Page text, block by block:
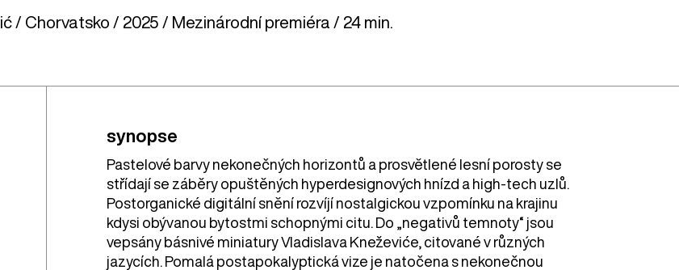
/ Chorvatsko / 2025 / Mezinárodní premiéra / 24 min.
synopse
Pastelové barvy nekonečných horizontů a prosvětlené lesní porosty se
střídají se záběry opuštěných hyperdesignových hnízd a high-tech uzlů.
Postorganické digitální snění rozvíjí nostalgickou vzpomínku na krajinu
kdysi obývanou bytostmi schopnými citu. Do „negativů temnoty“ jsou
vepsány básnivé miniatury Vladislava Kneževiće, citované v různých
jazycích. Pomalá postapokalyptická vize je natočena s nekonečnou